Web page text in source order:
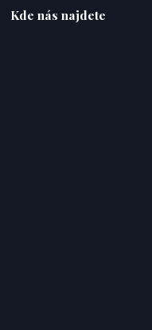
Kde nás najdete